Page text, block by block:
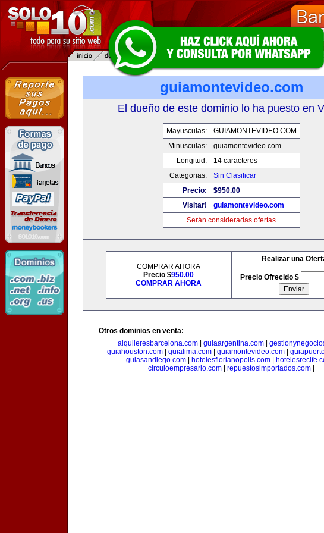
guiamontevideo.com
El dueño de este dominio lo ha puesto en
Mayusculas:
GUIAMONTEVIDEO.COM
Minusculas:
guiamontevideo.com
Longitud:
14 caracteres
Categorias:
Sin Clasificar
Precio:
$950.00
Visitar!
guiamontevideo.com
Serán consideradas ofertas
COMPRAR AHORA
Precio $950.00
COMPRAR AHORA
Realizar una
Precio Ofrecido $
Otros dominios en venta:
alquileresbarcelona.com| guiaargentina.com|
guiahouston.com| guialima.com| guiamontevideo.com|
guiasandiego.com
hotelesflorianopolis.com
circuloempresario.com
repuestosimportados.com